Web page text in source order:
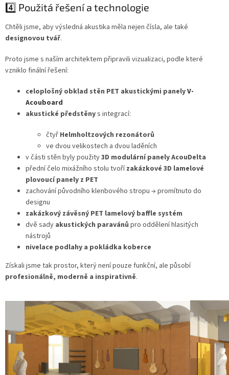
4️⃣ Použitá řešení a technologie
Chtěli jsme, aby výsledná akustika měla nejen čísla, ale také
designovou tvář.
Proto jsme s naším architektem připravili vizualizaci, podle které
vzniklo finální řešení:
celoplošný obklad stěn PET akustickými panelyV-
Acouboard
akustické předstěnys integrací:
čtyř Helmholtzových rezonátorů
ve dvou velikostech a dvou laděních
v části stěn byly použity3D modulární panely AcouDelta
přední čelo mixážního stolu tvořízakázkové 3D lamelové
plovoucí panely z PET
zachování původního klenbového stropu → promítnuto do
designu
zakázkový závěsný PET lamelový baffle systém
dvě sady akustických paravánů pro oddělení hlasitých
nástrojů
nivelace podlahy a pokládka koberce
Získali jsme tak prostor, který není pouze funkční, ale působí
profesionálně, moderně a inspirativně.